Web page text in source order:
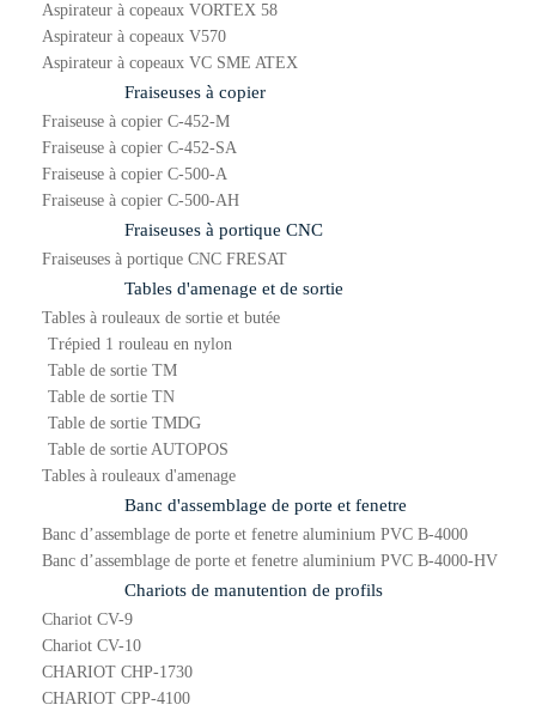
Aspirateur à copeaux VORTEX 58
Aspirateur à copeaux V570
Aspirateur à copeaux VC SME ATEX
Fraiseuses à copier
Fraiseuse à copier C-452-M
Fraiseuse à copier C-452-SA
Fraiseuse à copier C-500-A
Fraiseuse à copier C-500-AH
Fraiseuses à portique CNC
Fraiseuses à portique CNC FRESAT
Tables d'amenage et de sortie
Tables à rouleaux de sortie et butée
Trépied 1 rouleau en nylon
Table de sortie TM
Table de sortie TN
Table de sortie TMDG
Table de sortie AUTOPOS
Tables à rouleaux d'amenage
Banc d'assemblage de porte et fenetre
Banc d’assemblage de porte et fenetre aluminium PVC B-4000
Banc d’assemblage de porte et fenetre aluminium PVC B-4000-HV
Chariots de manutention de profils
Chariot CV-9
Chariot CV-10
CHARIOT CHP-1730
CHARIOT CPP-4100